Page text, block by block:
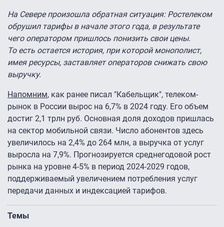
На Севере произошла обратная ситуация: Ростелеком
обрушил тарифы в начале этого года, в результате
чего оператором пришлось понизить свои цены.
То есть остается история, при которой монополист,
имея ресурсы, заставляет операторов снижать свою
выручку.
Напомним, как ранее писал "Кабельщик", телеком-
рынок в России вырос на 6,7% в 2024 году. Его объем
достиг 2,1 трлн руб. Основная доля доходов пришлась
на сектор мобильной связи. Число абонентов здесь
увеличилось на 2,4% до 264 млн, а выручка от услуг
выросла на 7,9%. Прогнозируется среднегодовой рост
рынка на уровне 4-5% в период 2024-2029 годов,
поддерживаемый увеличением потребления услуг
передачи данных и индексацией тарифов.
Темы